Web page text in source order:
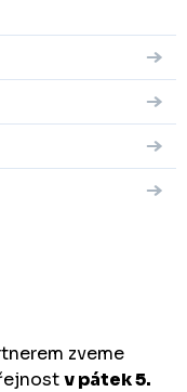
zveme
v pátek 5.